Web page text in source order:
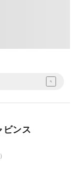
ビンス